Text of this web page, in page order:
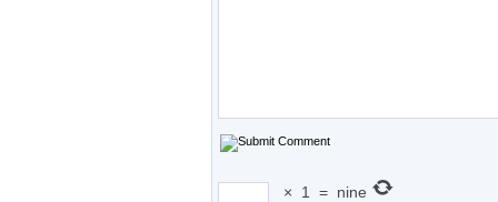
× 1 = nine